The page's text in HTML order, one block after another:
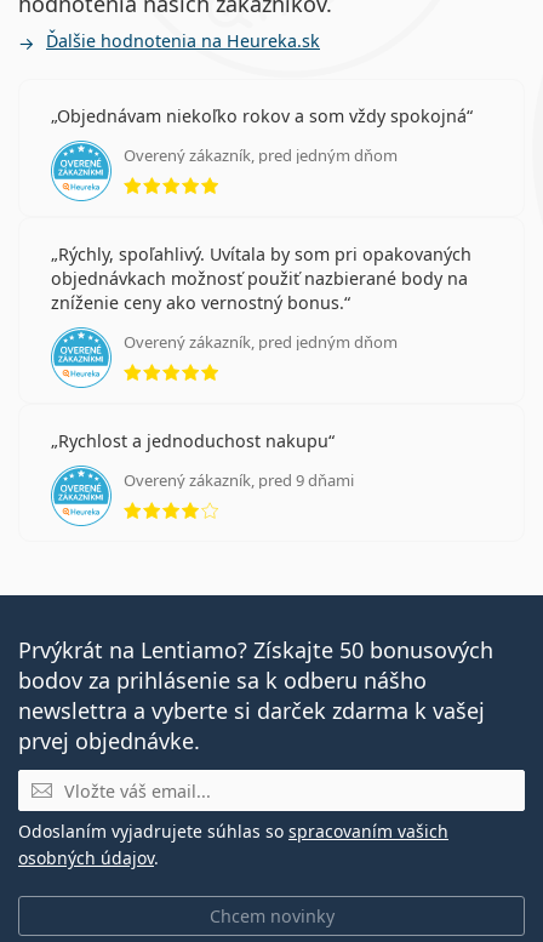
Ako dlho môžete nosiť kontaktné šošovky
Lenjoy 1 Day Air+?
Môžete spať s kontaktnými šošovkami Lenjoy 1
Day Air+?
Súvisiace články z nášho blogu
Ako rozumieť predpisu na šošovky - dôležité
parametre!
Zvykanie si na kontaktné šošovky: ako dlho to trvá?
Ako sa starať o kontaktné šošovky
Ide o zdravotnícku pomôcku. Pred použitím si
Ďalšie hodnotenia na Heureka.sk
Objednávam niekoľko rokov a som vždy spokojná
Overený zákazník, pred jedným dňom
hodnotenie 5 z 5
Rýchly, spoľahlivý. Uvítala by som pri opakovaných
objednávkach možnosť použiť nazbierané body na
zníženie ceny ako vernostný bonus.
Overený zákazník, pred jedným dňom
hodnotenie 5 z 5
Rychlost a jednoduchost nakupu
Overený zákazník, pred 9 dňami
hodnotenie 4 z 5
Prvýkrát na Lentiamo? Získajte 50 bonusových
bodov za prihlásenie sa k odberu nášho
newslettra a vyberte si darček zdarma k vašej
prvej objednávke.
E-mail
Chcem novinky
Odoslaním vyjadrujete súhlas so spracovaním vašich
osobných údajov.